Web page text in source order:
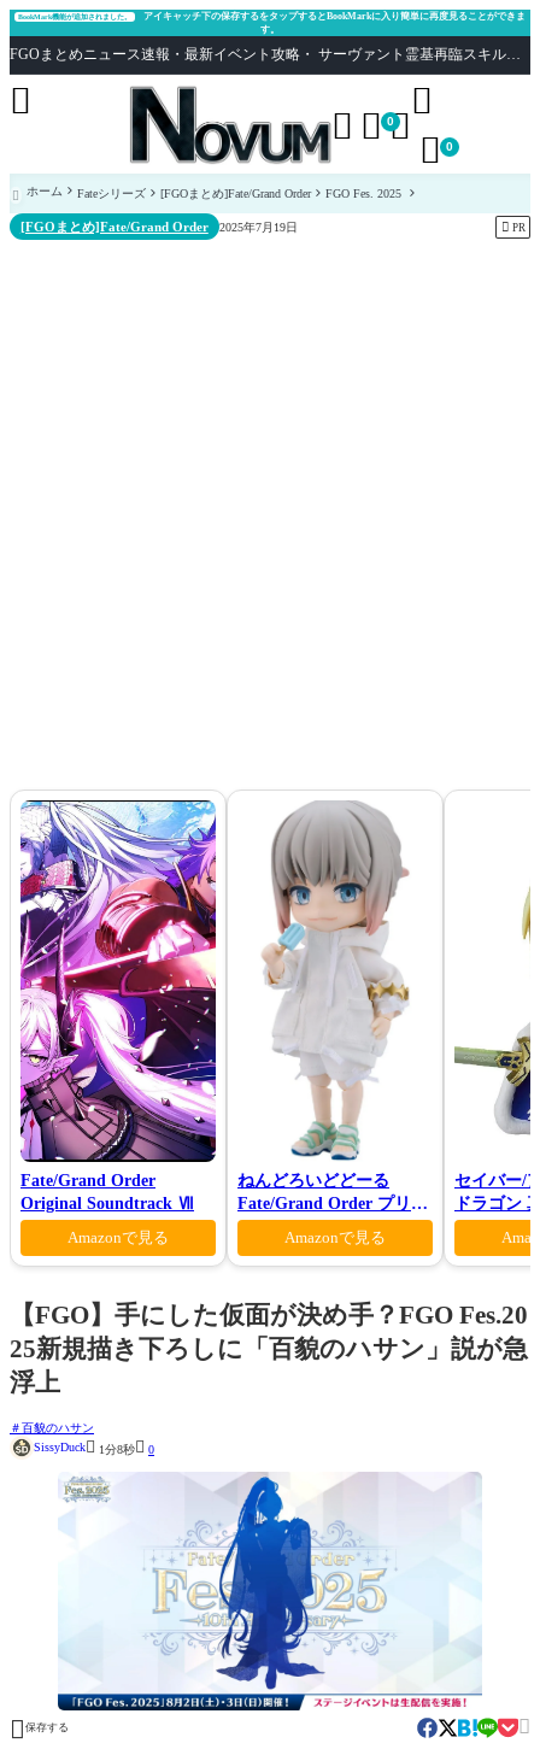
BookMark機能が追加されました。
アイキャッチ下の保存するをタップするとBookMarkに入り簡単に再度見ることができま
す。
FGOまとめニュース速報・最新イベント攻略・ サーヴァント霊基再臨スキル性能評価まとめ Fate/Grand Order
  0

 0

 ホーム Fateシリーズ [FGOまとめ]Fate/Grand Order FGO Fes. 2025
[FGOまとめ]Fate/Grand Order 2025年7月19日  PR
Fate/Grand Order
Original Soundtrack Ⅶ
Amazonで見る
ねんどろいどどーる
Fate/Grand Order プリテ
ンダー/オベロン 爽やかサ
マー・プリンスVer.
Amazonで見る
セイバー/
ドラゴン
【FGO】手にした仮面が決め手？FGO Fes.20
25新規描き下ろしに「百貌のハサン」説が急
浮上
百貌のハサン
SissyDuck 1分8秒 0
 保存する 